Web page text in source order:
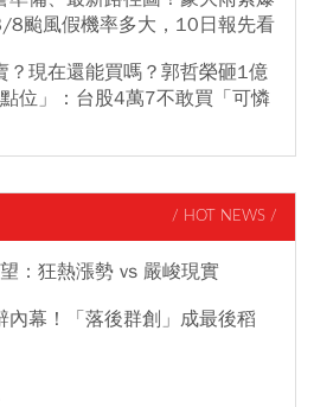
8颱風假機率多大，10日報先看
現在還能買嗎？郭哲榮砸1億
位」：台股4萬7不敢買「可憐
/ HOT NEWS /
：狂熱漲勢 vs 嚴峻現實
內幕！「落後群創」成最後稻